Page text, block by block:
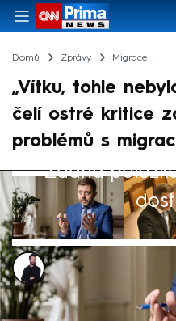
Domů Zprávy Migrace
„Vítku, tohle
čelí ostré kritice
problémů s
Žádná
Marek Veselý
29. dub 2024, 18:57
Ministr vnitra Vít